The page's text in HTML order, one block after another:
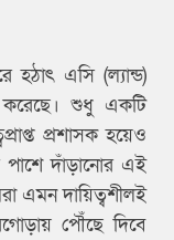
হঠাৎ এসি (ল্যান্ড)
করেছে। শুধু একটি
প্রশাসক হয়েও
দাঁড়ানোর এই
এমন দায়িত্বশীলই
পৌঁছে দিবে